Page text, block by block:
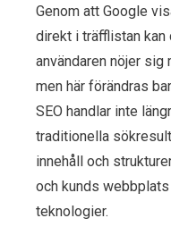
Genom att Google
direkt i träfflistan
användaren nöjer sig
men här förändras
SEO handlar inte
traditionella
innehåll och
och kunds
teknologier.